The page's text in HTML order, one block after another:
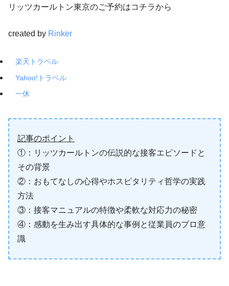
リッツカールトン東京のご予約はコチラから
created by Rinker
楽天トラベル
Yahoo!トラベル
一休
記事のポイント
①：リッツカールトンの伝説的な接客エピソードと
その背景
②：おもてなしの心得やホスピタリティ哲学の実践
方法
③：接客マニュアルの特徴や柔軟な対応力の秘密
④：感動を生み出す具体的な事例と従業員のプロ意
識